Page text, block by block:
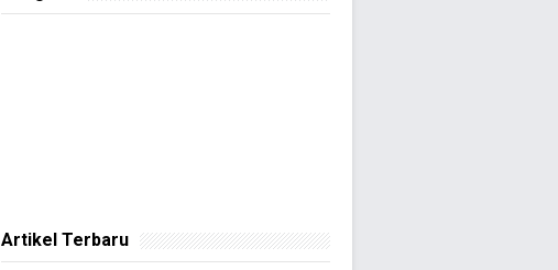
Artikel Terbaru